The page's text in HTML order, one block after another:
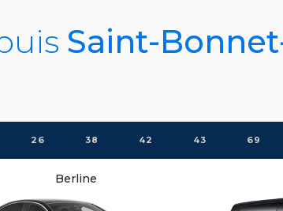
Saint-
26 38 42 43 69
Berline